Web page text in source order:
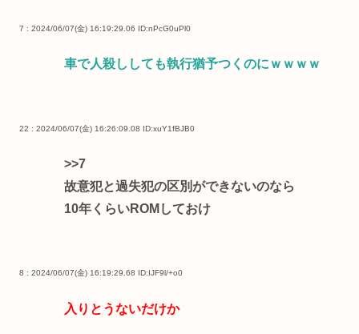
7 : 2024/06/07(金) 16:19:29.06 ID:nPcG0uPl0
車で人殺ししても執行猶予つくのにｗｗｗｗ
22 : 2024/06/07(金) 16:26:09.08 ID:xuY1fBJB0
>>7
故意犯と過失犯の区別ができないのなら
10年くらいROMしておけ
8 : 2024/06/07(金) 16:19:29.68 ID:IJF9l/+o0
入りとうないだけか